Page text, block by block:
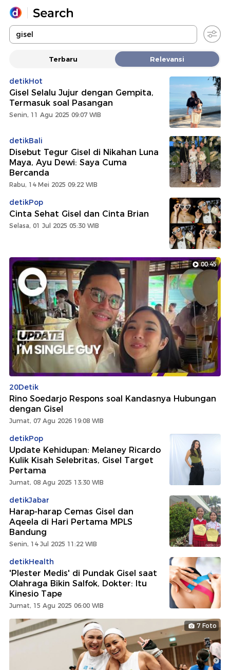
Yang sedang ramai dicari
Promoted
Terakhir yang dicari
Terbaru Relevansi
detikHot
Gisel Selalu Jujur dengan Gempita,
Termasuk soal Pasangan
Senin, 11 Agu 2025 09:07 WIB
detikBali
Disebut Tegur Gisel di Nikahan Luna
Maya, Ayu Dewi: Saya Cuma
Bercanda
Rabu, 14 Mei 2025 09:22 WIB
detikPop
Cinta Sehat Gisel dan Cinta Brian
Selasa, 01 Jul 2025 05:30 WIB
00:45
20Detik
Rino Soedarjo Respons soal Kandasnya Hubungan
dengan Gisel
Jumat, 07 Agu 2026 19:08 WIB
detikPop
Update Kehidupan: Melaney Ricardo
Kulik Kisah Selebritas, Gisel Target
Pertama
Jumat, 08 Agu 2025 13:30 WIB
detikJabar
Harap-harap Cemas Gisel dan
Aqeela di Hari Pertama MPLS
Bandung
Senin, 14 Jul 2025 11:22 WIB
detikHealth
'Plester Medis' di Pundak Gisel saat
Olahraga Bikin Salfok, Dokter: Itu
Kinesio Tape
Jumat, 15 Agu 2025 06:00 WIB
7 Foto